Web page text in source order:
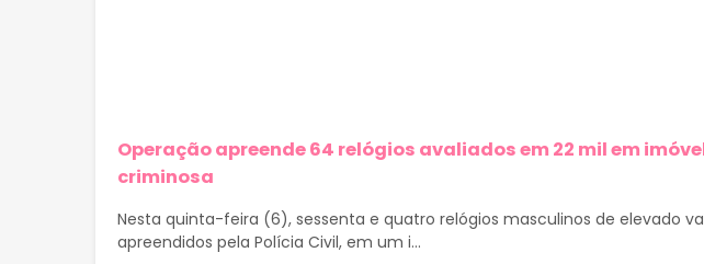
Operação apreende 64 relógios avaliados em 22 mil em
criminosa
Nesta quinta-feira (6), sessenta e quatro relógios masculinos de elevado
apreendidos pela Polícia Civil, em um i...